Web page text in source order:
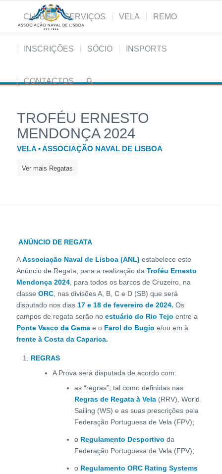
CLUBE SERVIÇOS VELA REMO
INSCRIÇÕES SÓCIO INSPORTS
CONTACTOS
TROFÉU ERNESTO
MENDONÇA 2024
VELA • ASSOCIAÇÃO NAVAL DE LISBOA
Ver mais Regatas
ANÚNCIO DE REGATA
AAssociação Naval de Lisboa (ANL) estabelece este
Anúncio de Regata, para a realização da Troféu Ernesto
Mendonça 2024, para todos os barcos de Cruzeiro, na
classe ORC, nas divisões A, B, C e D (SB) que será
disputado nos dias 17 e 18 de fevereiro de 2024. Os
campos de regata serão no estuário do Rio Tejo entre a
Ponte Vasco da Gama e oFarol do Bugio e/ou em à
frente à Costa da Caparica.
REGRAS
A Prova será disputada de acordo com:
as “regras”, tal como definidas nas
Regras de Regata à Vela(RRV), World
Sailing (WS) e as suas prescrições pela
Federação Portuguesa de Vela (FPV);
o Regulamento Desportivo da
Federação Portuguesa de Vela (FPV);
o Regulamento ORC Rating Systems